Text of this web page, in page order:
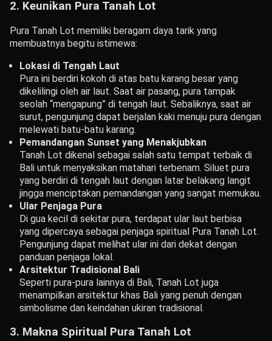
2. Keunikan Pura Tanah Lot
Pura Tanah Lot memiliki beragam daya tarik yang
membuatnya begitu istimewa:
Lokasi di Tengah Laut
Pura ini berdiri kokoh di atas batu karang besar yang
dikelilingi oleh air laut. Saat air pasang, pura tampak
seolah “mengapung” di tengah laut. Sebaliknya, saat air
surut, pengunjung dapat berjalan kaki menuju pura dengan
melewati batu-batu karang.
Pemandangan Sunset yang Menakjubkan
Tanah Lot dikenal sebagai salah satu tempat terbaik di
Bali untuk menyaksikan matahari terbenam. Siluet pura
yang berdiri di tengah laut dengan latar belakang langit
jingga menciptakan pemandangan yang sangat memukau.
Ular Penjaga Pura
Di gua kecil di sekitar pura, terdapat ular laut berbisa
yang dipercaya sebagai penjaga spiritual Pura Tanah Lot.
Pengunjung dapat melihat ular ini dari dekat dengan
panduan penjaga lokal.
Arsitektur Tradisional Bali
Seperti pura-pura lainnya di Bali, Tanah Lot juga
menampilkan arsitektur khas Bali yang penuh dengan
simbolisme dan keindahan ukiran tradisional.
3. Makna Spiritual Pura Tanah Lot